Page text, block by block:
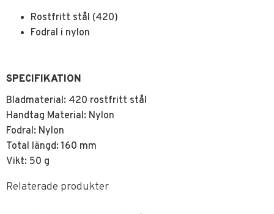
Rostfritt stål (420)
Fodral i nylon
SPECIFIKATION
Bladmaterial: 420 rostfritt stål
Handtag Material: Nylon
Fodral: Nylon
Total längd: 160 mm
Vikt: 50 g
Relaterade produkter